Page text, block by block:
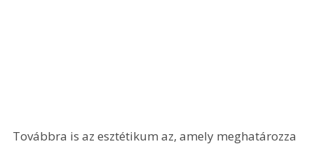
Továbbra is az esztétikum az, amely meghatározza